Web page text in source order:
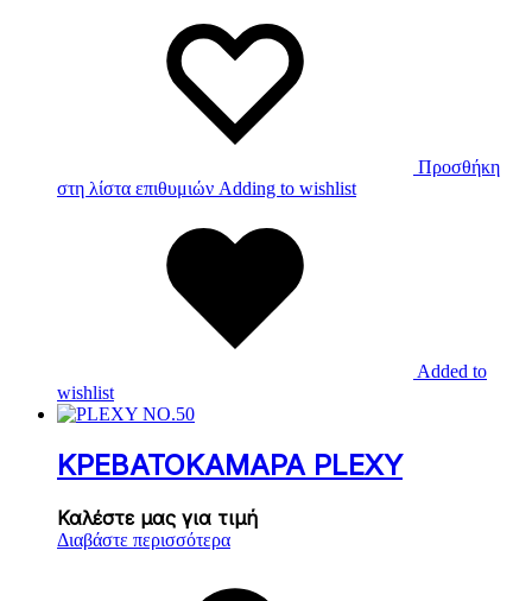
Προσθήκη
στη λίστα επιθυμιών Adding to wishlist
Added to
wishlist
ΚΡΕΒΑΤΟΚΑΜΑΡΑ PLEXY
Καλέστε μας για τιμή
Διαβάστε περισσότερα